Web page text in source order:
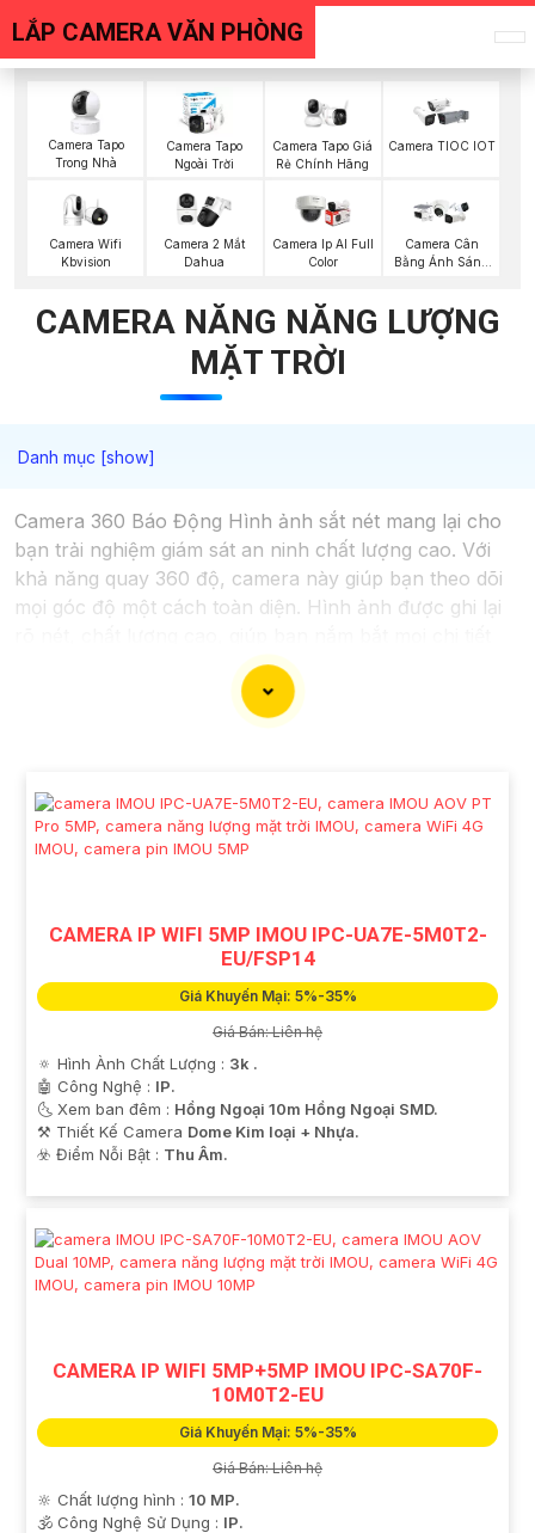
LẮP CAMERA VĂN PHÒNG
Camera Tapo
Trong Nhà
Camera Tapo
Ngoài Trời
Camera Tapo Giá
Rẻ Chính Hãng
Camera TIOC IOT
Camera Wifi
Kbvision
Camera 2 Mắt
Dahua
Camera Ip AI Full
Color
Camera Cân
Bằng Ánh Sáng
CAMERA NĂNG NĂNG LƯỢNG
MẶT TRỜI
Camera 360 Báo Động Hình ảnh sắt nét mang lại cho
bạn trải nghiệm giám sát an ninh chất lượng cao. Với
khả năng quay 360 độ, camera này giúp bạn theo dõi
mọi góc độ một cách toàn diện. Hình ảnh được ghi lại
một cách dễ dàng. Đặc điểm chất lượng hơn tính năng
báo động thông minh sẽ cảnh báo ngay lập tức khi
phát hiện sự cố, giúp gia tăng an ninh cho ngôi nhà
an ninh cho bạn và gia đình.
CAMERA IP WIFI 5MP IMOU IPC-UA7E-5M0T2-
EU/FSP14
Giá Khuyến Mại: 5%-35%
Giá Bán: Liên hệ
🔅 Hình Ành Chất Lượng : 3k .
🤖️ Công Nghệ : IP.
🌜 Xem ban đêm : Hồng Ngoại 10m Hồng Ngoại SMD.
⚒ Thiết Kế Camera Dome Kim loại + Nhựa.
️☣️ Điểm Nỗi Bật : Thu Âm.
CAMERA IP WIFI 5MP+5MP IMOU IPC-SA70F-
10M0T2-EU
Giá Khuyến Mại: 5%-35%
Giá Bán: Liên hệ
🔆 Chất lượng hình : 10 MP.
🕉️ Công Nghệ Sử Dụng : IP.